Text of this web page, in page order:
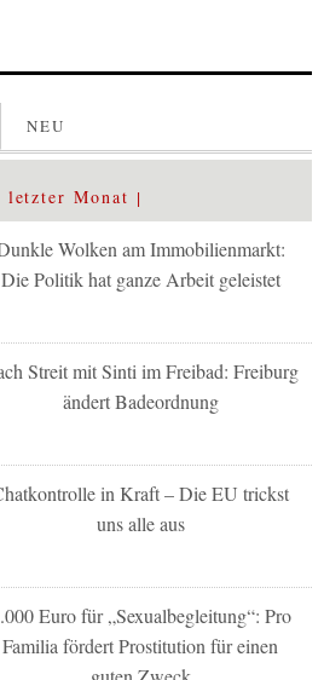
NEU
letzter Monat
Wolken am Immobilienmarkt:
Die Politik hat ganze Arbeit geleistet
Streit mit Sinti im Freibad: Freiburg
ändert Badeordnung
in Kraft – Die EU trickst
uns alle aus
Euro für „Sexualbegleitung“: Pro
Familia fördert Prostitution für einen